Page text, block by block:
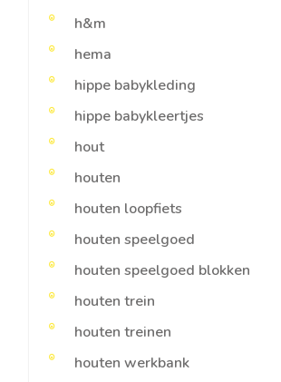
h&m
hema
hippe babykleding
hippe babykleertjes
hout
houten
houten loopfiets
houten speelgoed
houten speelgoed blokken
houten trein
houten treinen
houten werkbank